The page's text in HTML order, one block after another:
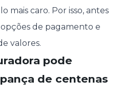
mais caro. Por isso, antes
de pagamento e
valores.
pode
de centenas